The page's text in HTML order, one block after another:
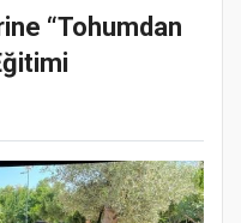
“Tohumdan